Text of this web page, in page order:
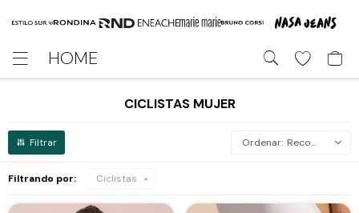
HOME

CICLISTAS MUJER
Recomendados
Filtrando por: Ciclistas